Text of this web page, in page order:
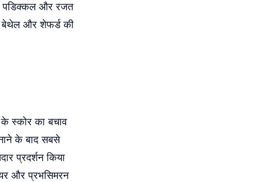
पडिक्कल और रजत
बेथेल और शेफर्ड की
स्कोर का बचाव
के बाद सबसे
प्रदर्शन किया
और प्रभसिमरन